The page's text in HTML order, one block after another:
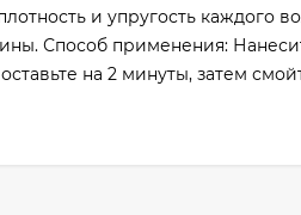
и упругость каждого
Способ применения:
на 2 минуты, затем